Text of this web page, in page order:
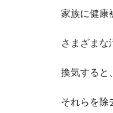
家族に健康
さまざまな
換気すると、
それらを除